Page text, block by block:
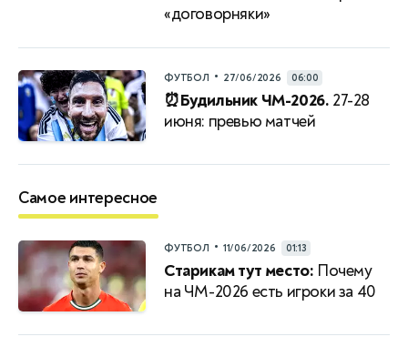
«договорняки»
ФУТБОЛ • 27/06/2026 06:00
⏰Будильник ЧМ-2026. 27-28
июня: превью матчей
Самое интересное
ФУТБОЛ • 11/06/2026 01:13
Старикам тут место: Почему
на ЧМ-2026 есть игроки за 40